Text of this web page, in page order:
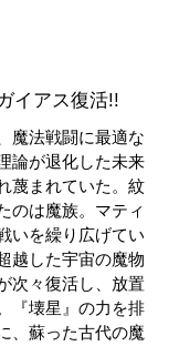
イアス復活!!
魔法戦闘に最適な
論が退化した未来
蔑まれていた。紋
のは魔族。マティ
いを繰り広げてい
越した宇宙の魔物
次々復活し、放置
『壊星』の力を排
、蘇った古代の魔